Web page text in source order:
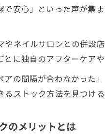
安心」といった声が集
やネイルサロンとの併設
に独自のアフターケア
の間隔が合わなかった
ストック方法を見つける
のメリットとは